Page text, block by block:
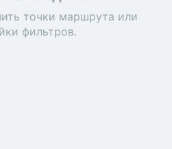
точки маршрута или
фильтров.